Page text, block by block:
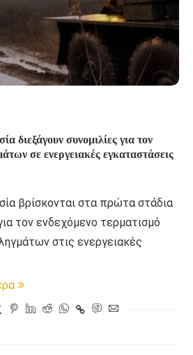
διεξάγουν συνομιλίες για τον
σε ενεργειακές εγκαταστάσεις
βρίσκονται στα πρώτα στάδια
τον ενδεχόμενο τερματισμό
στις ενεργειακές